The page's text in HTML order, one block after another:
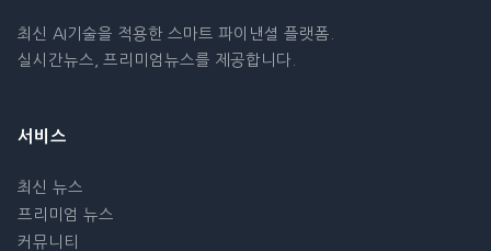
최신 AI기술을 적용한 스마트 파이낸셜 플랫폼.
실시간뉴스, 프리미엄뉴스를 제공합니다.
서비스
최신 뉴스
프리미엄 뉴스
커뮤니티